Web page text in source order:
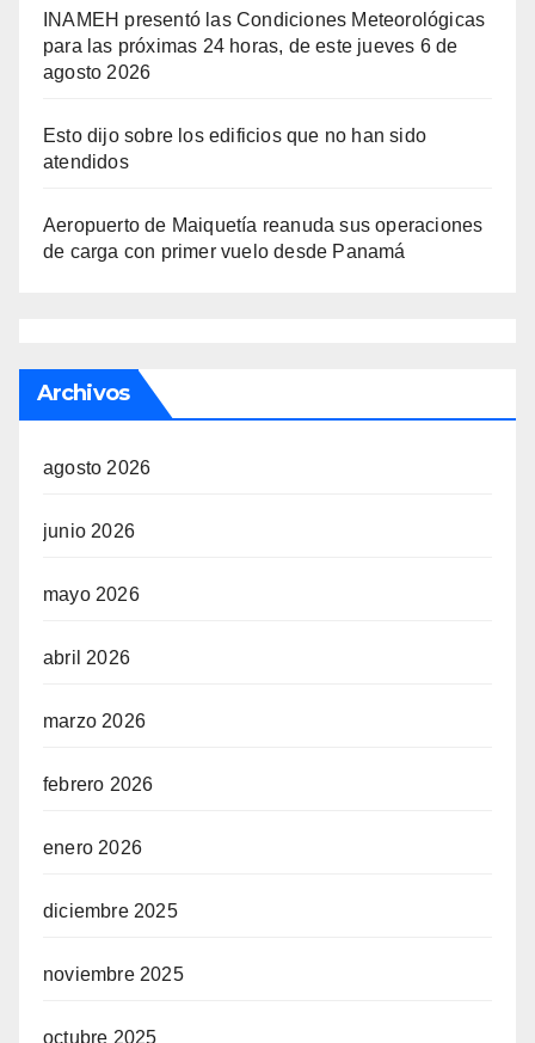
INAMEH presentó las Condiciones Meteorológicas
para las próximas 24 horas, de este jueves 6 de
agosto 2026
Esto dijo sobre los edificios que no han sido
atendidos
Aeropuerto de Maiquetía reanuda sus operaciones
de carga con primer vuelo desde Panamá
Archivos
agosto 2026
junio 2026
mayo 2026
abril 2026
marzo 2026
febrero 2026
enero 2026
diciembre 2025
noviembre 2025
octubre 2025